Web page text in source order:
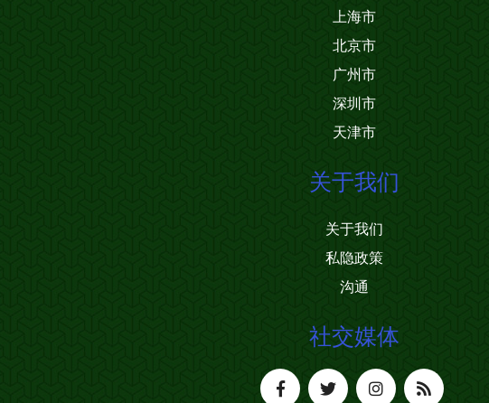
上海市
北京市
广州市
深圳市
天津市
关于我们
关于我们
私隐政策
沟通
社交媒体